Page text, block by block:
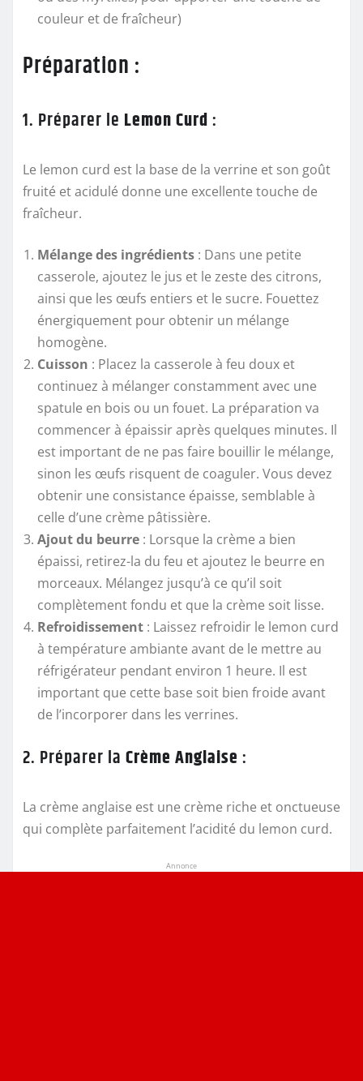
couleur et de fraîcheur)
Préparation :
1. Préparer le Lemon Curd:
Le lemon curd est la base de la verrine et son goût
fruité et acidulé donne une excellente touche de
fraîcheur.
Mélange des ingrédients : Dans une petite
casserole, ajoutez le jus et le zeste des citrons,
ainsi que les œufs entiers et le sucre. Fouettez
énergiquement pour obtenir un mélange
homogène.
Cuisson : Placez la casserole à feu doux et
continuez à mélanger constamment avec une
spatule en bois ou un fouet. La préparation va
commencer à épaissir après quelques minutes. Il
est important de ne pas faire bouillir le mélange,
sinon les œufs risquent de coaguler. Vous devez
obtenir une consistance épaisse, semblable à
celle d’une crème pâtissière.
Ajout du beurre : Lorsque la crème a bien
épaissi, retirez-la du feu et ajoutez le beurre en
morceaux. Mélangez jusqu’à ce qu’il soit
complètement fondu et que la crème soit lisse.
Refroidissement : Laissez refroidir le lemon curd
à température ambiante avant de le mettre au
réfrigérateur pendant environ 1 heure. Il est
important que cette base soit bien froide avant
de l’incorporer dans les verrines.
2. Préparer la Crème Anglaise :
La crème anglaise est une crème riche et onctueuse
qui complète parfaitement l’acidité du lemon curd.
Annonce